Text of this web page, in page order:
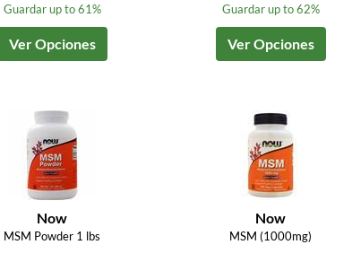
Guardar up to 61%
Ver Opciones
Guardar up to 62%
Ver Opciones
Now
MSM Powder 1 lbs
Now
MSM (1000mg)